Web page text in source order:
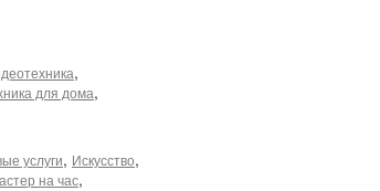
,
для дома,
услуги, Искусство,
на час,